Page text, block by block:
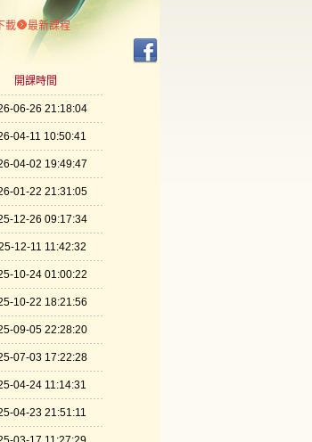
載 最新課程
開課時間
06-26 21:18:04
04-11 10:50:41
04-02 19:49:47
01-22 21:31:05
12-26 09:17:34
12-11 11:42:32
10-24 01:00:22
10-22 18:21:56
09-05 22:28:20
07-03 17:22:28
04-24 11:14:31
04-23 21:51:11